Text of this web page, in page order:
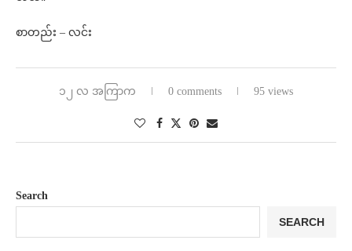
စာတည်း – လင်း
၁၂ လ အကြာက 0 comments 95 views
Search
SEARCH